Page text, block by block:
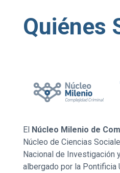
Quiénes
El Núcleo Milenio de
Núcleo de Ciencias
Nacional de Investigación
albergado por la Pontificia